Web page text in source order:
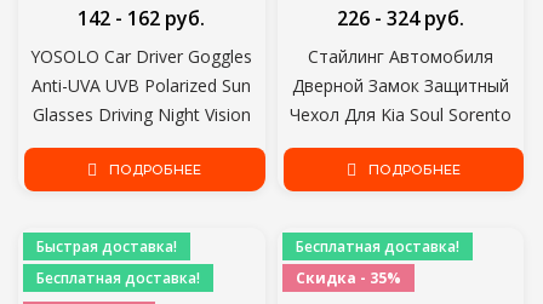
YOSOLO Car Driver Goggles
Anti-UVA UVB Polarized Sun
Glasses Driving Night Vision
Lens Clip On
Солнцезащитные Очки
142 - 162 руб.
ПОДРОБНЕЕ
Стайлинг Автомобиля
Дверной Замок Защитный
Чехол Для Kia Soul Sorento
Prime Carens Rondo
Sportage(QL) optima 2016-
аксессуары
226 - 324 руб.
ПОДРОБНЕЕ
Быстрая доставка!
Бесплатная доставка!
Бесплатная доставка!
Скидка - 35%